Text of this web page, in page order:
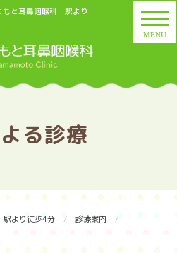
もと耳鼻咽喉科 駅より
る診療
より徒歩4分
診療案内